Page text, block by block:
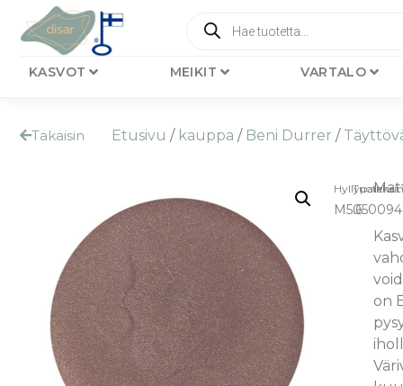
KASVOT MEIKIT VARTALO
Etusivu / kauppa / Beni Durrer /
Takaisin
Hyllypaikka:
M5.6050094
on